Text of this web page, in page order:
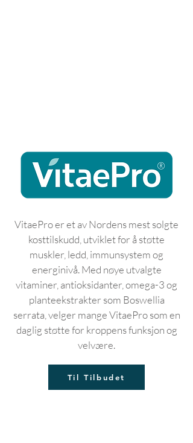
VitaePro er et av Nordens mest solgte
kosttilskudd, utviklet for å støtte
muskler, ledd, immunsystem og
energinivå. Med nøye utvalgte
vitaminer, antioksidanter, omega-3 og
planteekstrakter som Boswellia
serrata, velger mange VitaePro som en
daglig støtte for kroppens funksjon og
velvære.
Til Tilbudet